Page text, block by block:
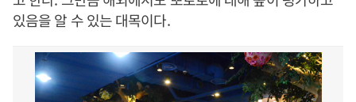
있음을 알 수 있는 대목이다.